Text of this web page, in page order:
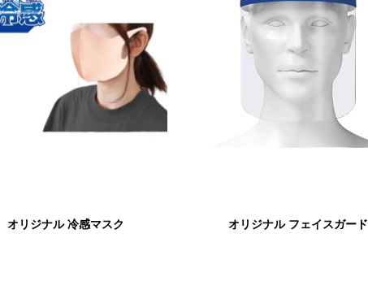
オリジナル 冷感マスク オリジナル フェイスガード